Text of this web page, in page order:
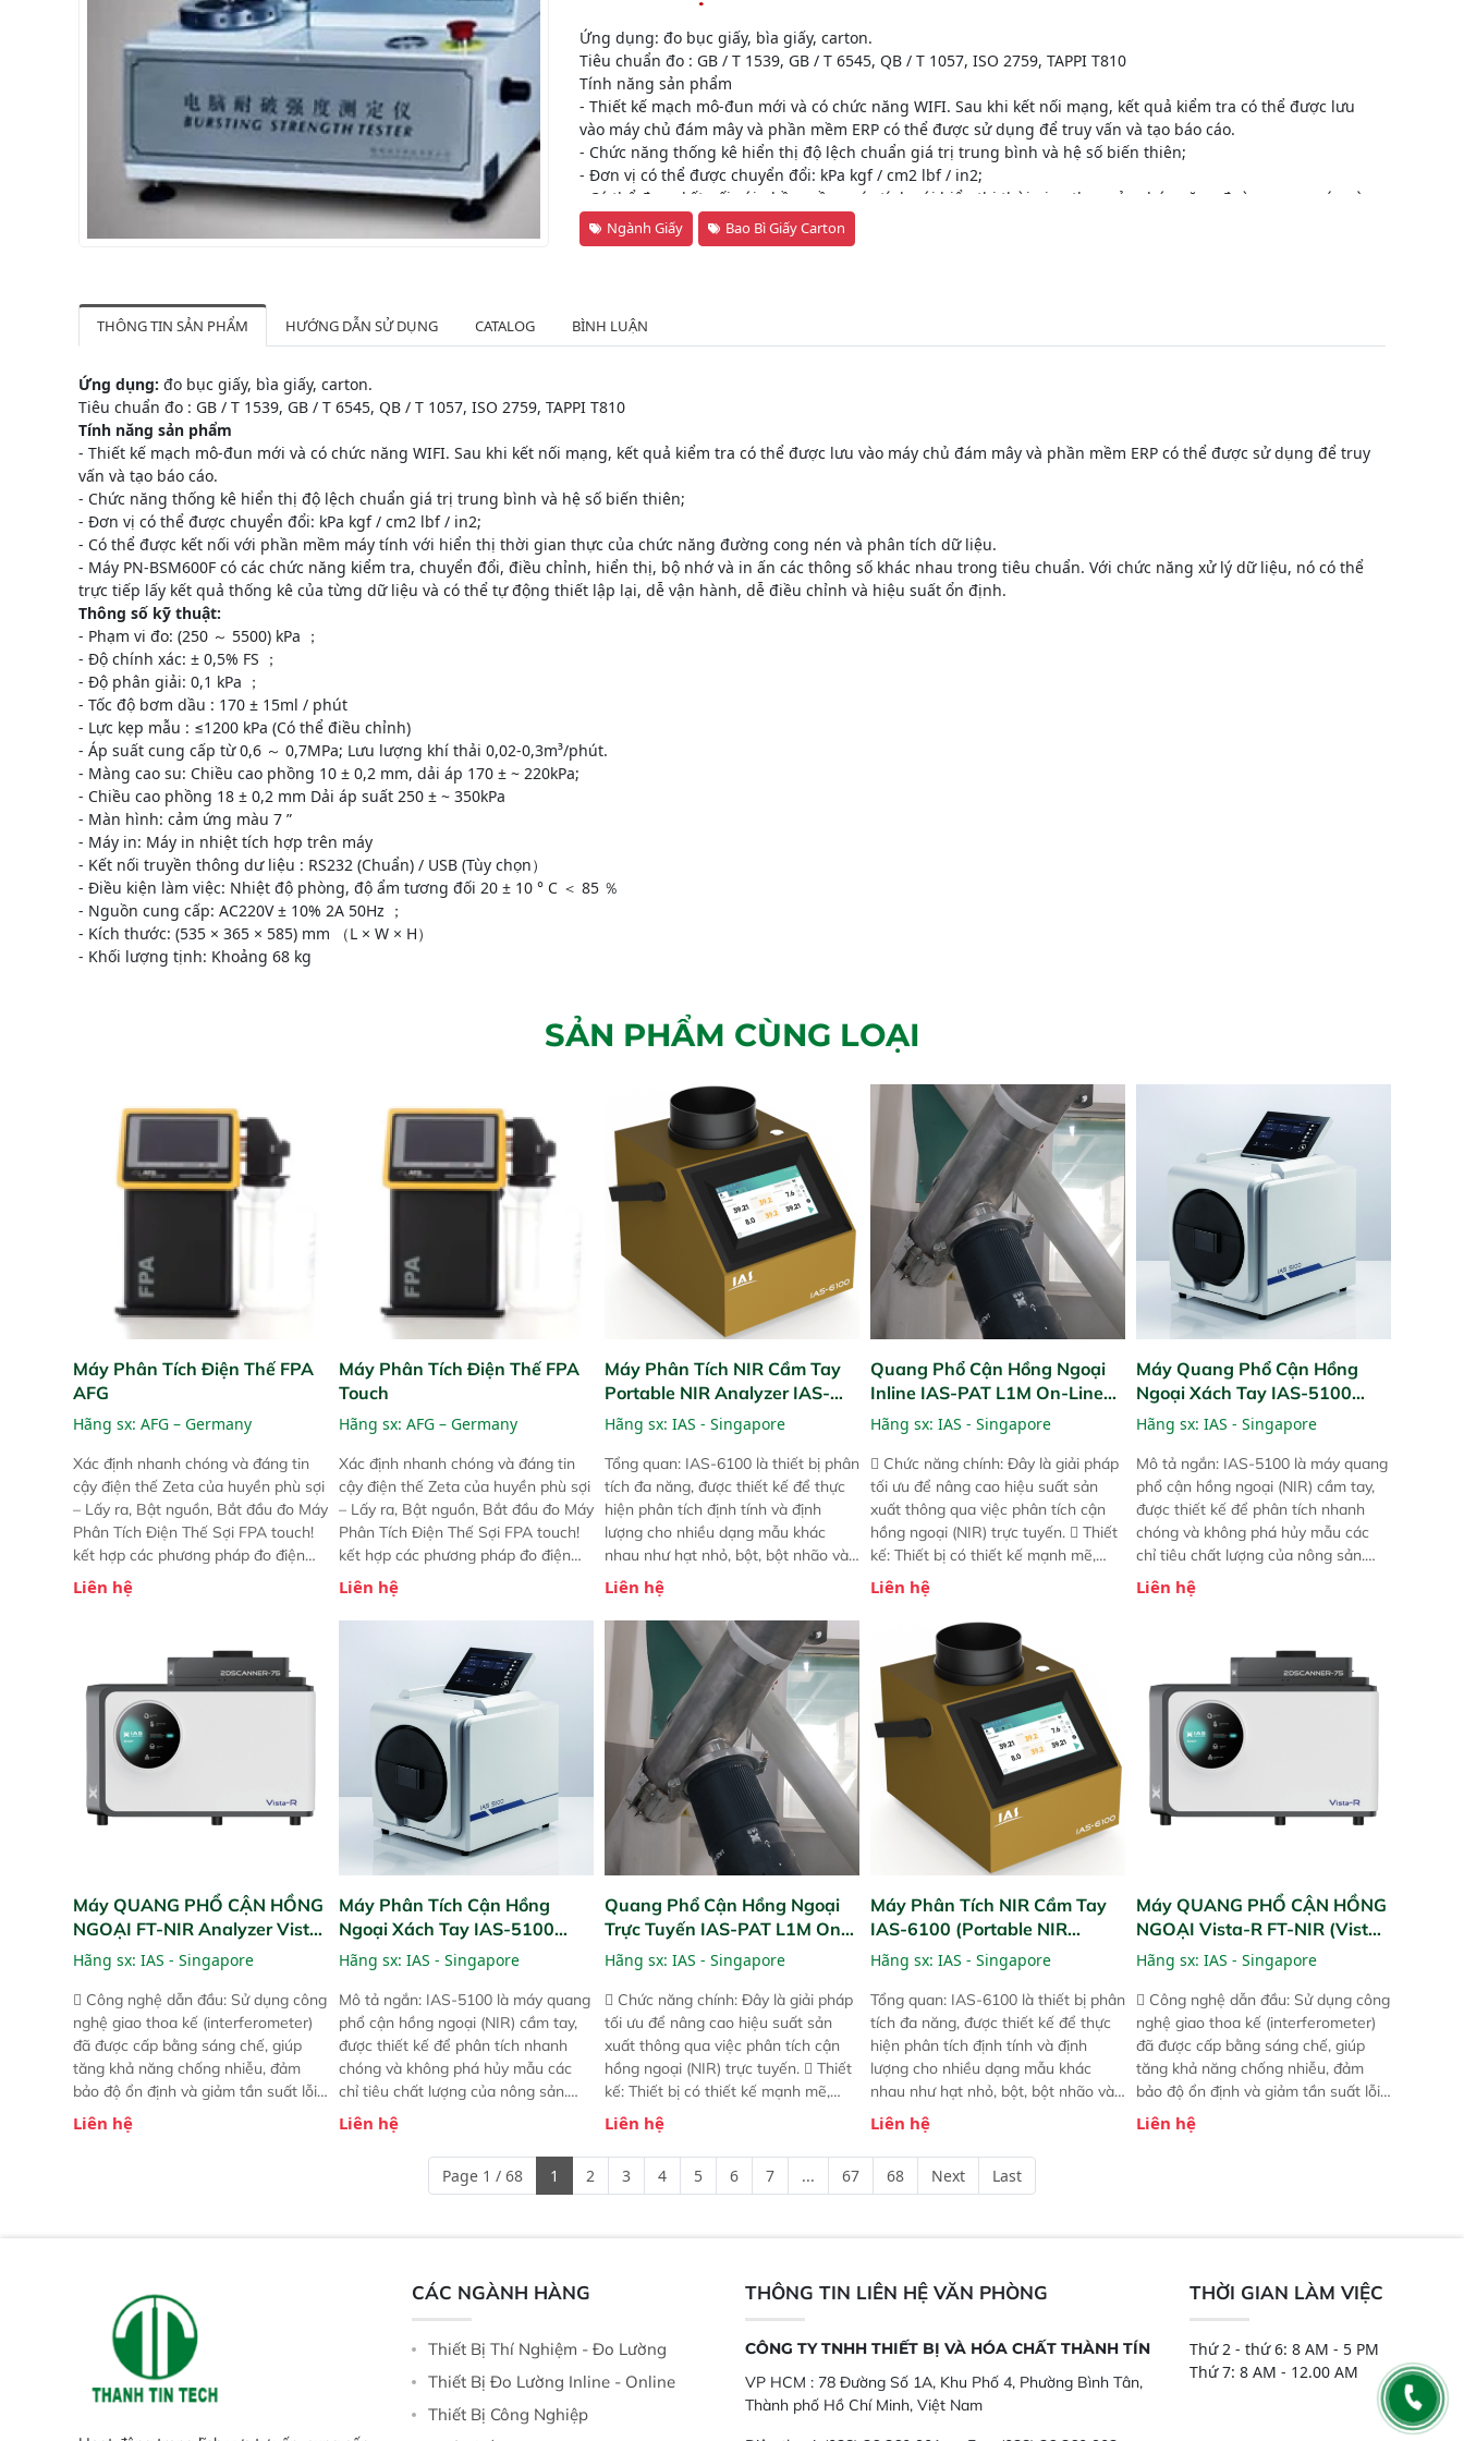
Ứng dụng: đo bục giấy, bìa giấy, carton.
Tiêu chuẩn đo : GB / T 1539, GB / T 6545, QB / T 1057, ISO 2759, TAPPI T810
Tính năng sản phẩm
- Thiết kế mạch mô-đun mới và có chức năng WIFI. Sau khi kết nối mạng, kết quả kiểm tra có thể được lưu
vào máy chủ đám mây và phần mềm ERP có thể được sử dụng để truy vấn và tạo báo cáo.
- Chức năng thống kê hiển thị độ lệch chuẩn giá trị trung bình và hệ số biến thiên;
- Đơn vị có thể được chuyển đổi: kPa kgf / cm2 lbf / in2;
- Có thể được kết nối với phần mềm máy tính với hiển thị thời gian thực của chức năng đường cong nén và
phân tích dữ liệu.
- Máy PN-BSM600F có các chức năng kiểm tra, chuyển đổi, điều chỉnh, hiển thị, bộ nhớ và in ấn các thông
Ngành Giấy Bao Bì Giấy Carton
THÔNG TIN SẢN PHẨM HƯỚNG DẪN SỬ DỤNG CATALOG BÌNH LUẬN
Ứng dụng: đo bục giấy, bìa giấy, carton.
Tiêu chuẩn đo : GB / T 1539, GB / T 6545, QB / T 1057, ISO 2759, TAPPI T810
Tính năng sản phẩm
- Thiết kế mạch mô-đun mới và có chức năng WIFI. Sau khi kết nối mạng, kết quả kiểm tra có thể được lưu vào máy chủ đám mây và phần mềm ERP có thể được sử dụng để truy
vấn và tạo báo cáo.
- Chức năng thống kê hiển thị độ lệch chuẩn giá trị trung bình và hệ số biến thiên;
- Đơn vị có thể được chuyển đổi: kPa kgf / cm2 lbf / in2;
- Có thể được kết nối với phần mềm máy tính với hiển thị thời gian thực của chức năng đường cong nén và phân tích dữ liệu.
- Máy PN-BSM600F có các chức năng kiểm tra, chuyển đổi, điều chỉnh, hiển thị, bộ nhớ và in ấn các thông số khác nhau trong tiêu chuẩn. Với chức năng xử lý dữ liệu, nó có thể
trực tiếp lấy kết quả thống kê của từng dữ liệu và có thể tự động thiết lập lại, dễ vận hành, dễ điều chỉnh và hiệu suất ổn định.
Thông số kỹ thuật:
- Phạm vi đo: (250 ～ 5500) kPa ；
- Độ chính xác: ± 0,5% FS ；
- Độ phân giải: 0,1 kPa ；
- Tốc độ bơm dầu : 170 ± 15ml / phút
- Lực kẹp mẫu : ≤1200 kPa (Có thể điều chỉnh)
- Áp suất cung cấp từ 0,6 ～ 0,7MPa; Lưu lượng khí thải 0,02-0,3m³/phút.
- Màng cao su: Chiều cao phồng 10 ± 0,2 mm, dải áp 170 ± ~ 220kPa;
- Chiều cao phồng 18 ± 0,2 mm Dải áp suất 250 ± ~ 350kPa
- Màn hình: cảm ứng màu 7 ”
- Máy in: Máy in nhiệt tích hợp trên máy
- Kết nối truyền thông dư liệu : RS232 (Chuẩn) / USB (Tùy chọn）
- Điều kiện làm việc: Nhiệt độ phòng, độ ẩm tương đối 20 ± 10 ° C ＜ 85 ％
- Nguồn cung cấp: AC220V ± 10% 2A 50Hz ；
- Kích thước: (535 × 365 × 585) mm （L × W × H）
- Khối lượng tịnh: Khoảng 68 kg
SẢN PHẨM CÙNG LOẠI
Máy Phân Tích Điện Thế FPA
AFG
Hãng sx: AFG – Germany
Xác định nhanh chóng và đáng tin
cậy điện thế Zeta của huyền phù sợi
– Lấy ra, Bật nguồn, Bắt đầu đo Máy
Phân Tích Điện Thế Sợi FPA touch!
kết hợp các phương pháp đo điện
thế Zeta đã được chứng minh với sự
đơn giản tuyệt vời trong thao tác và
trước đó. Nhưng so với các phiên
bản trước, FPA touch! nhỏ hơn và
nhẹ hơn đáng kể, đồng thời được
nâng cấp với các tính năng mới.
Liên hệ
Máy Phân Tích Điện Thế FPA
Touch
Hãng sx: AFG – Germany
Xác định nhanh chóng và đáng tin
cậy điện thế Zeta của huyền phù sợi
– Lấy ra, Bật nguồn, Bắt đầu đo Máy
Phân Tích Điện Thế Sợi FPA touch!
kết hợp các phương pháp đo điện
thế Zeta đã được chứng minh với sự
đơn giản tuyệt vời trong thao tác và
vận hành của các phiên bản FPA
trước đó. Nhưng so với các phiên
bản trước, FPA touch! nhỏ hơn và
nhẹ hơn đáng kể, đồng thời được
nâng cấp với các tính năng mới.
Liên hệ
Máy Phân Tích NIR Cầm Tay
Portable NIR Analyzer IAS-
6100
Hãng sx: IAS - Singapore
Tổng quan: IAS-6100 là thiết bị phân
tích đa năng, được thiết kế để thực
hiện phân tích định tính và định
lượng cho nhiều dạng mẫu khác
nhau như hạt nhỏ, bột, bột nhão và
chất lỏng. Thiết bị này cho phép bất
kỳ ai cũng có thể thực hiện phân tích
đa thành phần chỉ với một nút bấm
đơn giản, mọi lúc, mọi nơi. Chuyên
dùng : phân tích mẫu nguyên liệu
thức ăn chăn nuôi, nguyên liệu thực
phẩm, nông sản,..
Liên hệ
Quang Phổ Cận Hồng Ngoại
Inline IAS-PAT L1M On-Line
NIR
Hãng sx: IAS - Singapore
 Chức năng chính: Đây là giải pháp
tối ưu để nâng cao hiệu suất sản
xuất thông qua việc phân tích cận
hồng ngoại (NIR) trực tuyến.  Thiết
kế: Thiết bị có thiết kế mạnh mẽ,
mô-đun hóa, hỗ trợ tản nhiệt tăng
cường và đã qua kiểm tra áp suất
nghiêm ngặt.  Cam kết: Mang lại
khả năng theo dõi thông số theo
thời gian thực và trực quan hóa dữ
liệu để tăng chỉ số ROI cho doanh
nghiệp.
Liên hệ
Máy Quang Phổ Cận Hồng
Ngoại Xách Tay IAS-5100
Portable NIR Analyzer
Hãng sx: IAS - Singapore
Mô tả ngắn: IAS-5100 là máy quang
phổ cận hồng ngoại (NIR) cầm tay,
được thiết kế để phân tích nhanh
chóng và không phá hủy mẫu các
chỉ tiêu chất lượng của nông sản.
Phạm vi sử dụng: Thiết bị linh hoạt
cho nhiều kịch bản khác nhau như
xuất hoặc trực tiếp ngoài đồng
Liên hệ
Máy QUANG PHỔ CẬN HỒNG
NGOẠI FT-NIR Analyzer Vista-
R
Hãng sx: IAS - Singapore
 Công nghệ dẫn đầu: Sử dụng công
nghệ giao thoa kế (interferometer)
đã được cấp bằng sáng chế, giúp
tăng khả năng chống nhiễu, đảm
bảo độ ổn định và giảm tần suất lỗi.
 Phạm vi ứng dụng rộng: Đáp ứng
nhu cầu kiểm tra đa dạng mẫu mã
Liên hệ
Máy Phân Tích Cận Hồng
Ngoại Xách Tay IAS-5100
(Portable NIR Analyzer)
Hãng sx: IAS - Singapore
Mô tả ngắn: IAS-5100 là máy quang
phổ cận hồng ngoại (NIR) cầm tay,
được thiết kế để phân tích nhanh
chóng và không phá hủy mẫu các
chỉ tiêu chất lượng của nông sản.
Phạm vi sử dụng: Thiết bị linh hoạt
cho nhiều kịch bản khác nhau như
tại điểm thu mua, trong xưởng sản
xuất hoặc trực tiếp ngoài đồng
Liên hệ
Quang Phổ Cận Hồng Ngoại
Trực Tuyến IAS-PAT L1M On-
Line NIR
Hãng sx: IAS - Singapore
 Chức năng chính: Đây là giải pháp
tối ưu để nâng cao hiệu suất sản
xuất thông qua việc phân tích cận
hồng ngoại (NIR) trực tuyến.  Thiết
kế: Thiết bị có thiết kế mạnh mẽ,
mô-đun hóa, hỗ trợ tản nhiệt tăng
cường và đã qua kiểm tra áp suất
nghiêm ngặt.  Cam kết: Mang lại
khả năng theo dõi thông số theo
Liên hệ
Máy Phân Tích NIR Cầm Tay
IAS-6100 (Portable NIR
Analyzer)
Hãng sx: IAS - Singapore
Tổng quan: IAS-6100 là thiết bị phân
tích đa năng, được thiết kế để thực
hiện phân tích định tính và định
lượng cho nhiều dạng mẫu khác
nhau như hạt nhỏ, bột, bột nhão và
chất lỏng. Thiết bị này cho phép bất
kỳ ai cũng có thể thực hiện phân tích
đa thành phần chỉ với một nút bấm
đơn giản, mọi lúc, mọi nơi. Chuyên
Liên hệ
Máy QUANG PHỔ CẬN HỒNG
NGOẠI Vista-R FT-NIR (Vista-
R FT-NIR Analyzer)
Hãng sx: IAS - Singapore
 Công nghệ dẫn đầu: Sử dụng công
nghệ giao thoa kế (interferometer)
đã được cấp bằng sáng chế, giúp
tăng khả năng chống nhiễu, đảm
bảo độ ổn định và giảm tần suất lỗi.
 Phạm vi ứng dụng rộng: Đáp ứng
nhu cầu kiểm tra đa dạng mẫu mã
Liên hệ
Page 1 / 68 1 2 3 4 5 6 7 ... 67 68 Next Last
CÁC NGÀNH HÀNG
Thiết Bị Thí Nghiệm - Đo Lường
Thiết Bị Đo Lường Inline - Online
Thiết Bị Công Nghiệp
THÔNG TIN LIÊN HỆ VĂN PHÒNG
CÔNG TY TNHH THIẾT BỊ VÀ HÓA CHẤT THÀNH TÍN
VP HCM : 78 Đường Số 1A, Khu Phố 4, Phường Bình Tân,
Thành phố Hồ Chí Minh, Việt Nam
THỜI GIAN LÀM VIỆC
Thứ 2 - thứ 6: 8 AM - 5 PM
Thứ 7: 8 AM - 12.00 AM